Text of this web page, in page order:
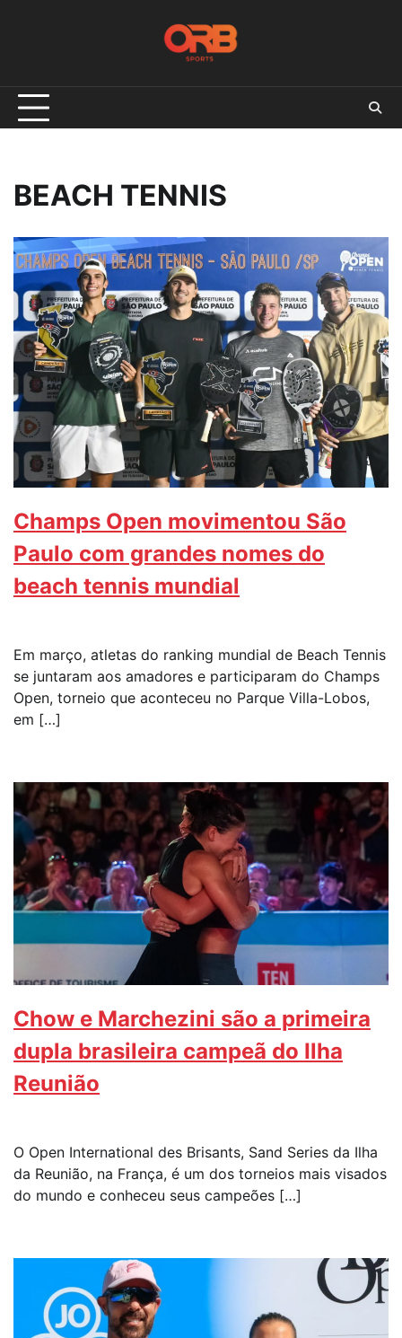
BEACH TENNIS
Champs Open movimentou São
Paulo com grandes nomes do
beach tennis mundial
Em março, atletas do ranking mundial de Beach Tennis
se juntaram aos amadores e participaram do Champs
Open, torneio que aconteceu no Parque Villa-Lobos,
em […]
Chow e Marchezini são a primeira
dupla brasileira campeã do Ilha
Reunião
O Open International des Brisants, Sand Series da Ilha
da Reunião, na França, é um dos torneios mais visados
do mundo e conheceu seus campeões […]